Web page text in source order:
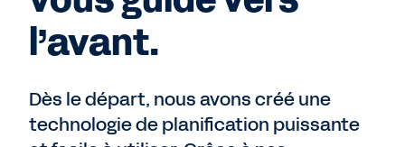
Secteurs
Tarification
l’avant.
Dès le départ, nous avons créé une
technologie de planification puissante